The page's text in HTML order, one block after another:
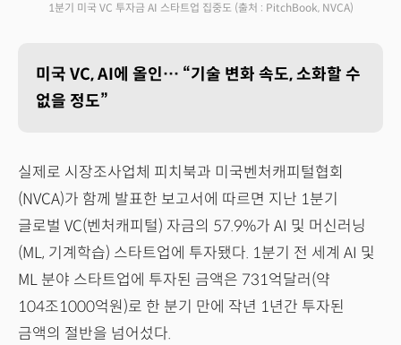
1분기 미국 VC 투자금 AI 스타트업 집중도 (출처 : PitchBook, NVCA)
미국 VC, AI에 올인… “기술 변화 속도, 소화할 수
없을 정도”
실제로 시장조사업체 피치북과 미국벤처캐피털협회
(NVCA)가 함께 발표한 보고서에 따르면 지난 1분기
글로벌 VC(벤처캐피털) 자금의 57.9%가 AI 및 머신러닝
(ML, 기계학습) 스타트업에 투자됐다. 1분기 전 세계 AI 및
ML 분야 스타트업에 투자된 금액은 731억달러(약
104조1000억원)로 한 분기 만에 작년 1년간 투자된
금액의 절반을 넘어섰다.